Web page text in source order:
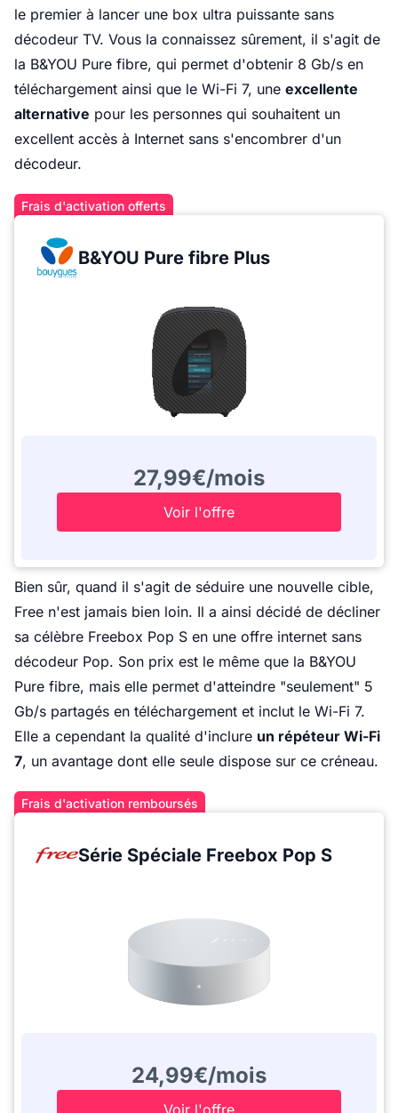
le premier à lancer une box ultra puissante sans
décodeur TV. Vous la connaissez sûrement, il s'agit de
la B&YOU Pure fibre, qui permet d'obtenir 8 Gb/s en
téléchargement ainsi que le Wi-Fi 7, une excellente
alternative pour les personnes qui souhaitent un
excellent accès à Internet sans s'encombrer d'un
décodeur.
Frais d'activation offerts
B&YOU Pure fibre Plus
27,99€/mois
Voir l'offre
Bien sûr, quand il s'agit de séduire une nouvelle cible,
Free n'est jamais bien loin. Il a ainsi décidé de décliner
sa célèbre Freebox Pop S en une offre internet sans
décodeur Pop. Son prix est le même que la B&YOU
Pure fibre, mais elle permet d'atteindre "seulement" 5
Gb/s partagés en téléchargement et inclut le Wi-Fi 7.
Elle a cependant la qualité d'inclure un répéteur Wi-Fi
7, un avantage dont elle seule dispose sur ce créneau.
Frais d'activation remboursés
Série Spéciale Freebox Pop S
24,99€/mois